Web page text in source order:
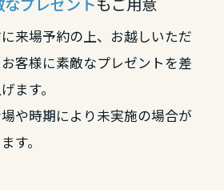
来場予約の上、お越しいただ
客様に素敵なプレゼントを差
ます。
や時期により未実施の場合が
す。